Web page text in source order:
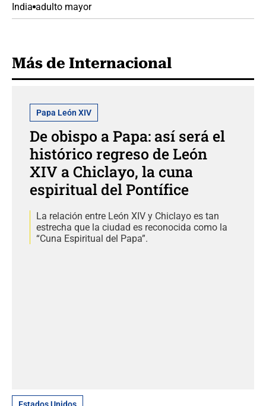
India adulto mayor
Más de Internacional
Papa León XIV
De obispo a Papa: así será el
histórico regreso de León
XIV a Chiclayo, la cuna
espiritual del Pontífice
La relación entre León XIV y Chiclayo es tan
estrecha que la ciudad es reconocida como la
“Cuna Espiritual del Papa”.